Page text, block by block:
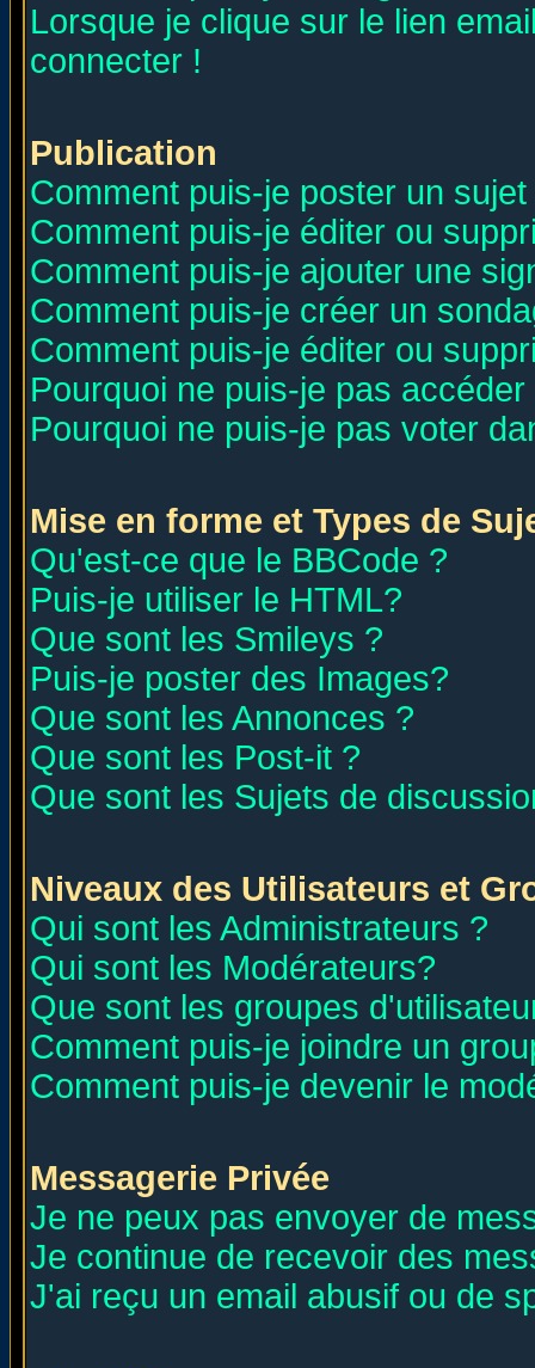
Lorsque je clique sur le lien
connecter !
Publication
Comment puis-je poster un
Comment puis-je éditer ou
Comment puis-je ajouter une
Comment puis-je créer un
Comment puis-je éditer ou
Pourquoi ne puis-je pas
Pourquoi ne puis-je pas voter
Mise en forme et Types de
Qu'est-ce que le BBCode ?
Puis-je utiliser le HTML?
Que sont les Smileys ?
Puis-je poster des Images?
Que sont les Annonces ?
Que sont les Post-it ?
Que sont les Sujets de
Niveaux des Utilisateurs et
Qui sont les Administrateurs ?
Qui sont les Modérateurs?
Que sont les groupes
Comment puis-je joindre un
Comment puis-je devenir le
Messagerie Privée
Je ne peux pas envoyer de
Je continue de recevoir des
J'ai reçu un email abusif ou de